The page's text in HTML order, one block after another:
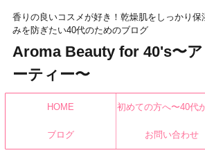
香りの良いコスメが好き！乾燥肌をしっかり保
みを防ぎたい40代のためのブログ
Aroma Beauty for 40's〜
ーティー〜
HOME 初めての方へ〜40代
もみんなキレイにな
ブログ お問い合わせ